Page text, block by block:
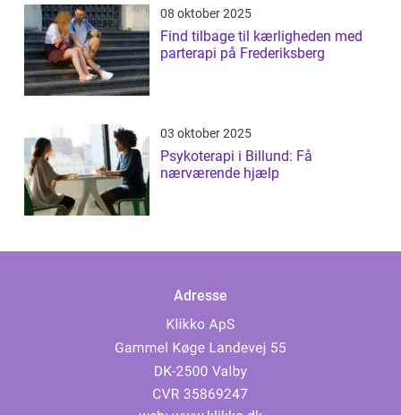
08 oktober 2025
Find tilbage til kærligheden med
parterapi på Frederiksberg
03 oktober 2025
Psykoterapi i Billund: Få
nærværende hjælp
Adresse